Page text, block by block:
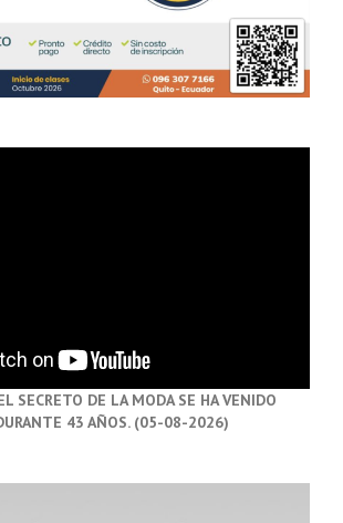
SECRETO DE LA MODA SE HA VENIDO
43 AÑOS. (05-08-2026)